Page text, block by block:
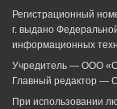
Регистрационный
г. выдано
информационных
Учредитель — ООО
Главный редактор —
При использовании